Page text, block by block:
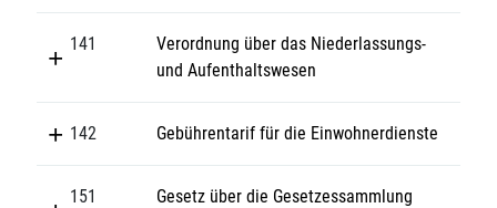
141
Verordnung über das Niederlassungs-
und Aufenthaltswesen
142 Gebührentarif für die Einwohnerdienste
151
Gesetz über die Gesetzessammlung